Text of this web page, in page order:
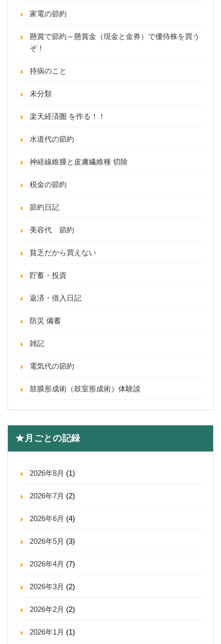
家電の節約
懸賞で節約～懸賞金（現金と金券）で優待株を買う
ぞ！
持病のこと
未分類
楽天経済圏 を作る！！
水道代の節約
神経線維腫と皮膚繊維種 切除
税金の節約
節約日記
美容代 節約
貧乏だから買えない
貯蓄・投資
返済・借入日記
防災 備蓄
雑記
電気代の節約
鼓膜形成術（鼓室形成術）体験談
★月ごとの記録
2026年8月 (1)
2026年7月 (2)
2026年6月 (4)
2026年5月 (3)
2026年4月 (7)
2026年3月 (2)
2026年2月 (2)
2026年1月 (1)